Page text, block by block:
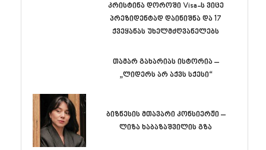
კრისტინა დოროში Visa-ს ვიცე
პრეზიდენტად დაინიშნა და 17
ქვეყანას უხელმძღვანელებს
თამარ გახარიას ისტორია –
„ლიდერს არ აქვს სქესი“
ბიზნესის მთავარი კონსიერჟი –
ლიზა ხაბაზაშვილის გზა